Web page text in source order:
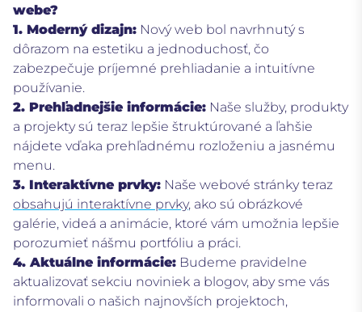
webe?
1. Moderný dizajn: Nový web bol navrhnutý s
dôrazom na estetiku a jednoduchosť, čo
zabezpečuje príjemné prehliadanie a intuitívne
používanie.
2. Prehľadnejšie informácie: Naše služby, produkty
a projekty sú teraz lepšie štruktúrované a ľahšie
nájdete vďaka prehľadnému rozloženiu a jasnému
menu.
3. Interaktívne prvky: Naše webové stránky teraz
obsahujú interaktívne prvky, ako sú obrázkové
galérie, videá a animácie, ktoré vám umožnia lepšie
porozumieť nášmu portfóliu a práci.
4. Aktuálne informácie: Budeme pravidelne
aktualizovať sekciu noviniek a blogov, aby sme vás
informovali o našich najnovších projektoch,